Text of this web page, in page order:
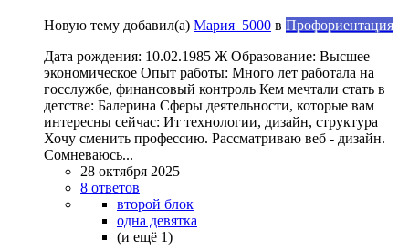
Новую тему добавил(а) Мария_5000 в Профориентация
Дата рождения: 10.02.1985 Ж Образование: Высшее
экономическое Опыт работы: Много лет работала на
госслужбе, финансовый контроль Кем мечтали стать в
детстве: Балерина Сферы деятельности, которые вам
интересны сейчас: Ит технологии, дизайн, структура
Хочу сменить профессию. Рассматриваю веб - дизайн.
Сомневаюсь...
28 октября 2025
8 ответов
второй блок
одна девятка
(и ещё 1)